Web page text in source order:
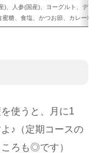
)、人参(国産)、ヨーグルト、デン
蜜糖、食塩、かつお節、カレー粉
使うと、月に1
♪（定期コースの
ろも◎です）